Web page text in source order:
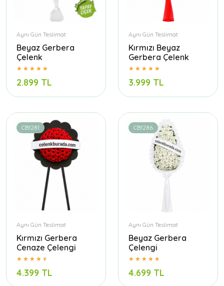
Aynı Gün Teslimat
Beyaz Gerbera
Çelenk
2.899 TL
Aynı Gün Teslimat
Kırmızı Beyaz
Gerbera Çelenk
3.999 TL
CB1281
Aynı Gün Teslimat
Kırmızı Gerbera
Cenaze Çelengi
4.399 TL
CB1286
Aynı Gün Teslimat
Beyaz Gerbera
Çelengi
4.699 TL